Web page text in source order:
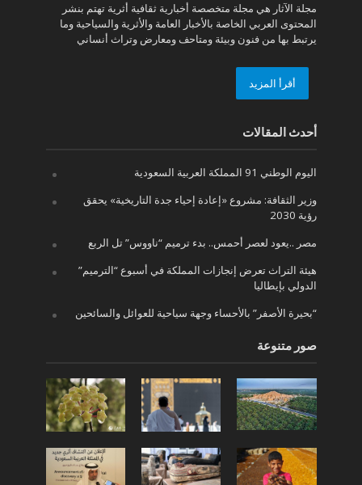
مجلة الآثار هي مجلة متخصصة أخبارية ثقافية أثرية تهتم بنشر
المحتوى العربي الخاصة بالأخبار العامة والأثرية والسياحية وما
يرتبط بها من فنون وبيئة ومتاحف ومعارض وتراث أنساني
أقرأ المزيد
أحدث المقالات
اليوم الوطني 91 المملكة العربية السعودية
وزير الثقافة: مشروع «إعادة إحياء جدة التاريخية» يحقق
رؤية 2030
مصر ..يعود لعصر أحمس.. بدء ترميم “ناووس” تل الربع
هيئة التراث تعرض إنجازات المملكة في أسبوع “الترميم”
الدولي بإيطاليا
“بحيرة الأصفر” بالأحساء وجهة سياحية للعوائل والسائحين
صور متنوعة